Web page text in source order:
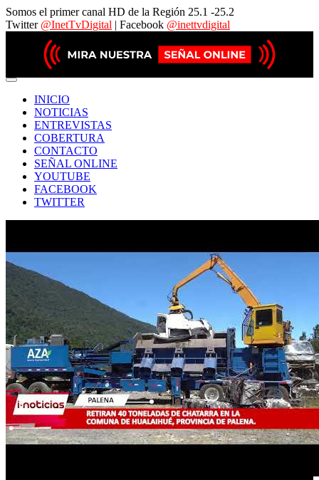
Somos el primer canal HD de la Región 25.1 -25.2
Twitter @InetTvDigital | Facebook @inettvdigital
INICIO
NOTICIAS
ENTREVISTAS
COBERTURA
CONTACTO
SEÑAL ONLINE
YOUTUBE
FACEBOOK
TWITTER